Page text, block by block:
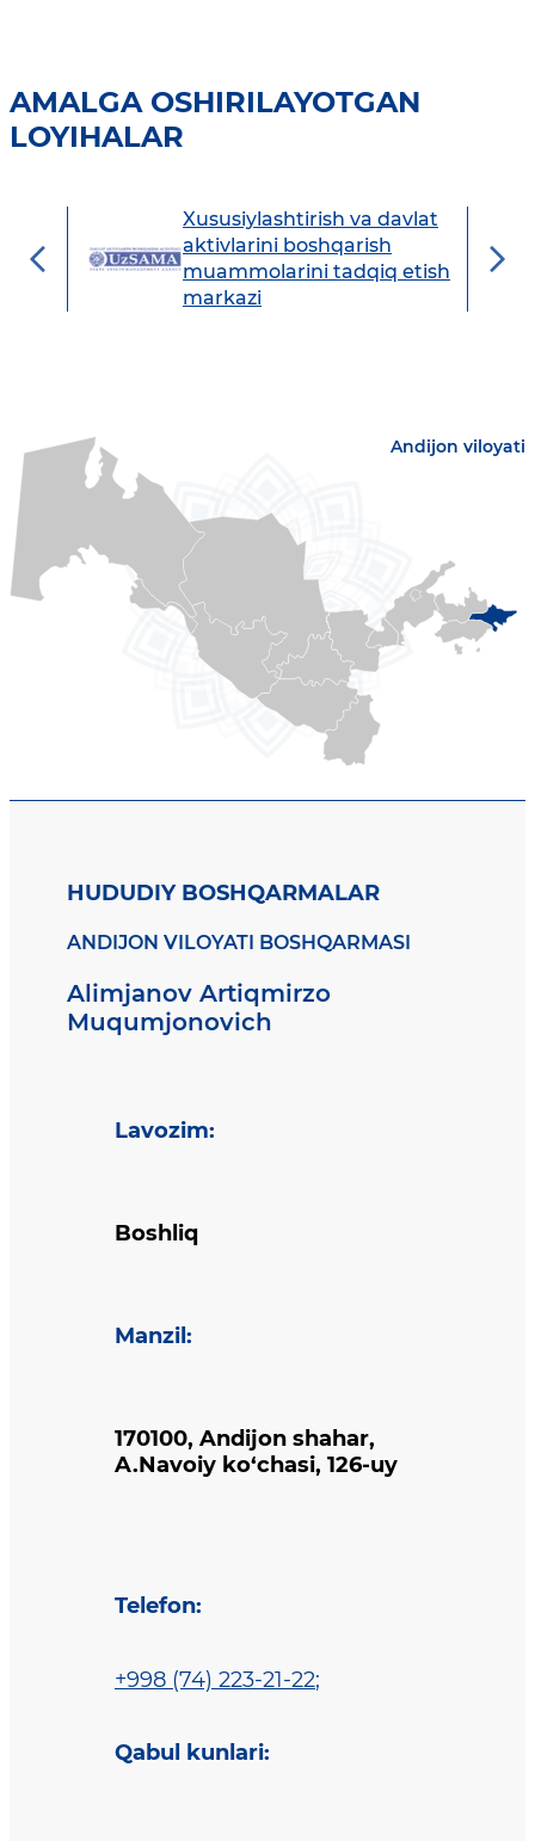
AMALGA OSHIRILAYOTGAN
LOYIHALAR
Xususiylashtirish va davlat
aktivlarini boshqarish
muammolarini tadqiq etish
markazi
Andijon viloyati
HUDUDIY BOSHQARMALAR
ANDIJON VILOYATI BOSHQARMASI
Alimjanov Artiqmirzo
Muqumjonovich
Lavozim:
Boshliq
Manzil :
170100, Andijon shahar,
A.Navoiy ko‘chasi, 126-uy
Telefon:
+998 (74) 223-21-22;
Qabul kunlari: